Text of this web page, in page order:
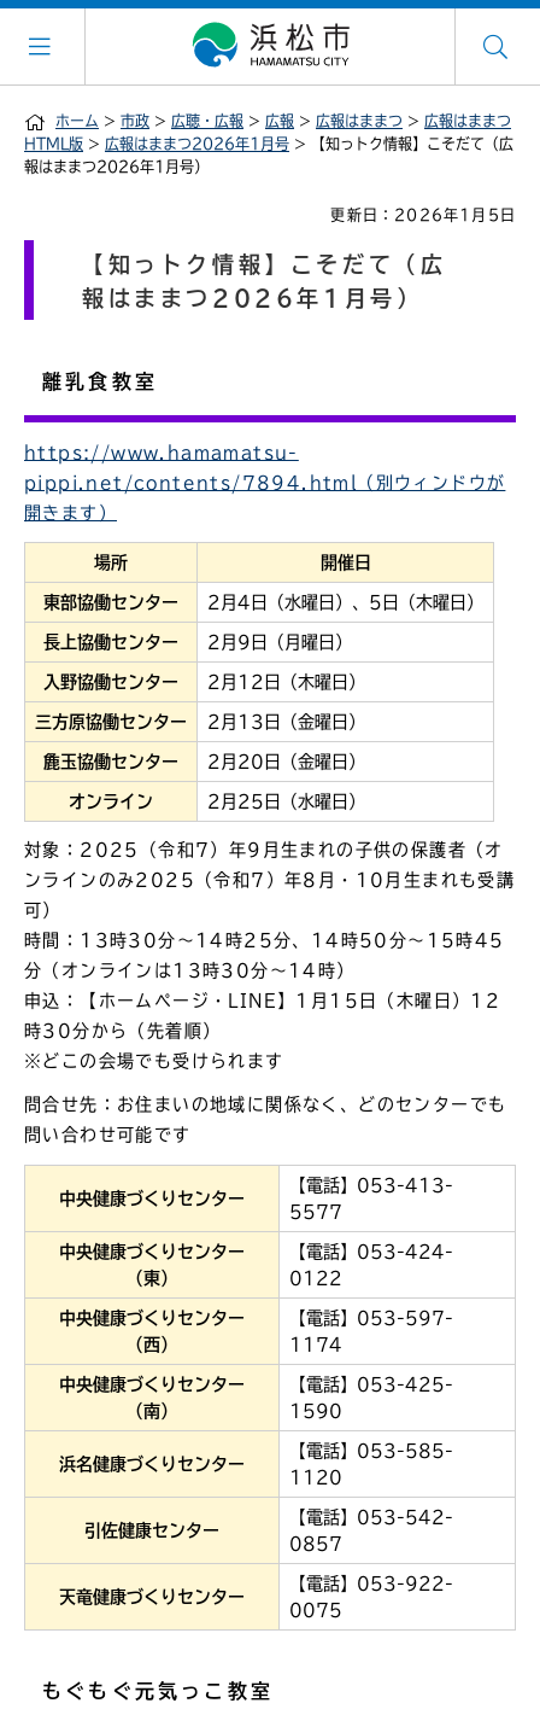
ホーム > 市政 > 広聴・広報 > 広報 > 広報はままつ > 広報はままつ
HTML版 > 広報はままつ2026年1月号 > 【知っトク情報】こそだて（広
報はままつ2026年1月号）
更新日：2026年1月5日
【知っトク情報】こそだて（広
報はままつ2026年1月号）
離乳食教室
https://www.hamamatsu-
pippi.net/contents/7894.html（別ウィンドウが
開きます）
場所 開催日
東部協働センター 2月4日（水曜日）、5日（木曜日）
長上協働センター 2月9日（月曜日）
入野協働センター 2月12日（木曜日）
三方原協働センター 2月13日（金曜日）
麁玉協働センター 2月20日（金曜日）
オンライン 2月25日（水曜日）
対象：2025（令和7）年9月生まれの子供の保護者（オ
ンラインのみ2025（令和7）年8月・10月生まれも受講
可）
時間：13時30分～14時25分、14時50分～15時45
分（オンラインは13時30分～14時）
申込：【ホームページ・LINE】1月15日（木曜日）12
時30分から（先着順）
※どこの会場でも受けられます
問合せ先：お住まいの地域に関係なく、どのセンターでも
問い合わせ可能です
中央健康づくりセンター
【電話】053-413-
5577
中央健康づくりセンター
（東）
【電話】053-424-
0122
中央健康づくりセンター
（西）
【電話】053-597-
1174
中央健康づくりセンター
（南）
【電話】053-425-
1590
浜名健康づくりセンター
【電話】053-585-
1120
引佐健康センター
【電話】053-542-
0857
天竜健康づくりセンター
【電話】053-922-
0075
もぐもぐ元気っこ教室